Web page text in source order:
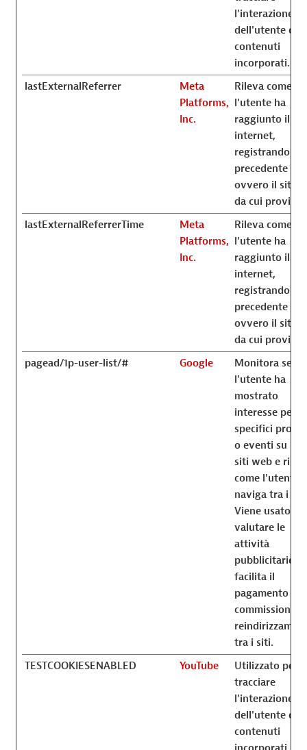
l'interazione
dell'utente
contenuti
incorporati.
lastExternalReferrer
Meta
Platforms,
Inc.
Rileva come
l'utente ha
raggiunto il
internet,
registrando il
precedente
ovvero il sito
da cui
lastExternalReferrerTime
Meta
Platforms,
Inc.
Rileva come
l'utente ha
raggiunto il
internet,
registrando il
precedente
ovvero il sito
da cui
pagead/1p-user-list/#
Google
Monitora se
l'utente ha
mostrato
interesse per
specifici
o eventi su più
siti web e
come l'utente
naviga tra i
Viene usato
valutare le
attività
pubblicitarie e
facilita il
pagamento
commissioni
tra i siti.
TESTCOOKIESENABLED
YouTube
Utilizzato per
tracciare
l'interazione
dell'utente
contenuti
incorporati.